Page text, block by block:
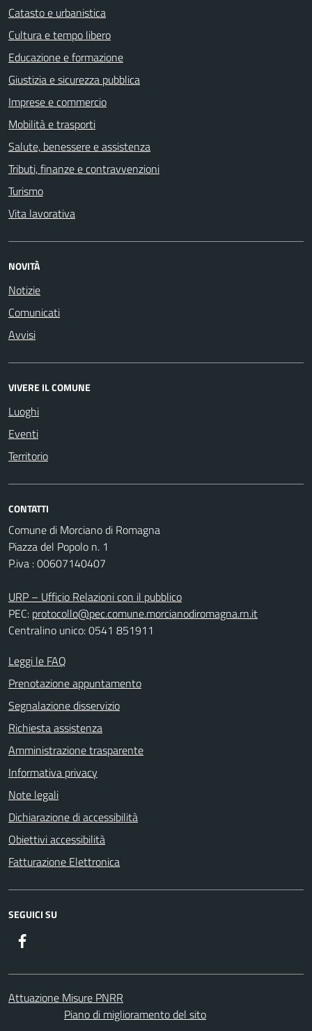
Catasto e urbanistica
Cultura e tempo libero
Educazione e formazione
Giustizia e sicurezza pubblica
Imprese e commercio
Mobilità e trasporti
Salute, benessere e assistenza
Tributi, finanze e contravvenzioni
Turismo
Vita lavorativa
NOVITÀ
Notizie
Comunicati
Avvisi
VIVERE IL COMUNE
Luoghi
Eventi
Territorio
CONTATTI
Comune di Morciano di Romagna
Piazza del Popolo n. 1
P.iva : 00607140407
URP – Ufficio Relazioni con il pubblico
PEC: protocollo@pec.comune.morcianodiromagna.rn.it
Centralino unico: 0541 851911
Leggi le FAQ
Prenotazione appuntamento
Segnalazione disservizio
Richiesta assistenza
Amministrazione trasparente
Informativa privacy
Note legali
Dichiarazione di accessibilità
Obiettivi accessibilità
Fatturazione Elettronica
SEGUICI SU
Attuazione Misure PNRR
Piano di miglioramento del sito